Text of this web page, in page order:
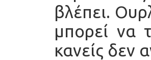
βλέπει.
μπορεί να
κανείς δεν